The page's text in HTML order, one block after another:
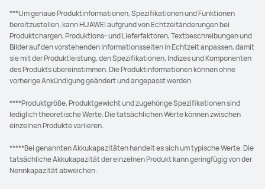
***Um genaue Produktinformationen, Spezifikationen und Funktionen
bereitzustellen, kann HUAWEI aufgrund von Echtzeitänderungen bei
Produktchargen, Produktions- und Lieferfaktoren, Textbeschreibungen und
Bilder auf den vorstehenden Informationsseiten in Echtzeit anpassen, damit
sie mit der Produktleistung, den Spezifikationen, Indizes und Komponenten
des Produkts übereinstimmen. Die Produktinformationen können ohne
vorherige Ankündigung geändert und angepasst werden.
****Produktgröße, Produktgewicht und zugehörige Spezifikationen sind
lediglich theoretische Werte. Die tatsächlichen Werte können zwischen
einzelnen Produkte variieren.
*****Bei genannten Akkukapazitäten handelt es sich um typische Werte. Die
tatsächliche Akkukapazität der einzelnen Produkt kann geringfügig von der
Nennkapazität abweichen.